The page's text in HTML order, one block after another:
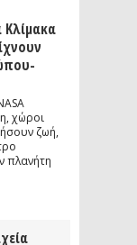
Κλίμακα
χώροι
ζωή,
πλανήτη